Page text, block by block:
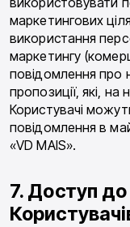
маркетингових
використання
маркетингу
повідомлення про
пропозиції, які, на
Користувачі
повідомлення в
«VD MAIS».
7. Доступ